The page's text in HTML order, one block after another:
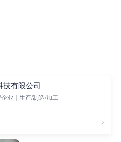
技有限公司
企业｜生产/制造/加工